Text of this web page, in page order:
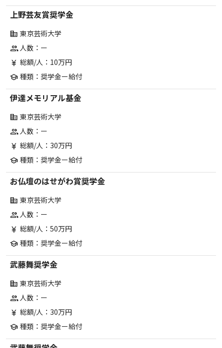
上野芸友賞奨学金
corporate_fare 東京芸術大学
group人数：ー
currency_yen 総額/人：10万円
school 種類：奨学金ー給付
伊達メモリアル基金
corporate_fare 東京芸術大学
group人数：ー
currency_yen 総額/人：30万円
school 種類：奨学金ー給付
お仏壇のはせがわ賞奨学金
corporate_fare 東京芸術大学
group人数：ー
currency_yen 総額/人：50万円
school 種類：奨学金ー給付
武藤舞奨学金
corporate_fare 東京芸術大学
group人数：ー
currency_yen 総額/人：30万円
school 種類：奨学金ー給付